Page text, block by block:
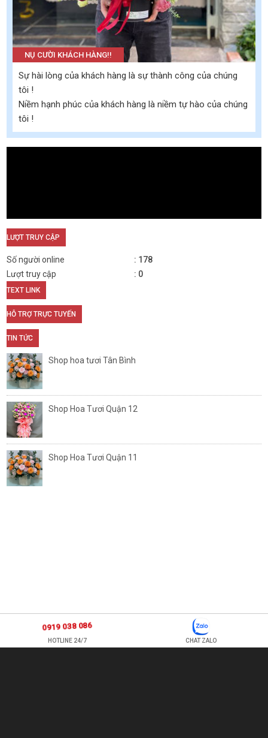
NỤ CƯỜI KHÁCH HÀNG!!
Sự hài lòng của khách hàng là sự thành công của chúng
tôi !
Niềm hạnh phúc của khách hàng là niềm tự hào của chúng
tôi !
LƯỢT TRUY CẬP
Số người online
178
Lượt truy cập
0
TEXT LINK
HỖ TRỢ TRỰC TUYẾN
TIN TỨC
Shop hoa tươi Tân Bình
Shop Hoa Tươi Quận 12
Shop Hoa Tươi Quận 11
0919 038 086
HOTLINE 24/7 CHAT ZALO